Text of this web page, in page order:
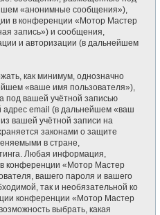
«анонимные сообщения»),
в конференции «Мотор Мастер
запись») и сообщения,
и авторизации (в дальнейшем
как минимум, однозначно
«ваше имя пользователя»),
под вашей учётной записью
email (в дальнейшем «ваш
вашей учётной записи на
законами о защите
в стране,
Любая информация,
конференции «Мотор Мастер
вашего пароля и вашего
так и необязательной ко
конференции «Мотор Мастер
выбрать, какая